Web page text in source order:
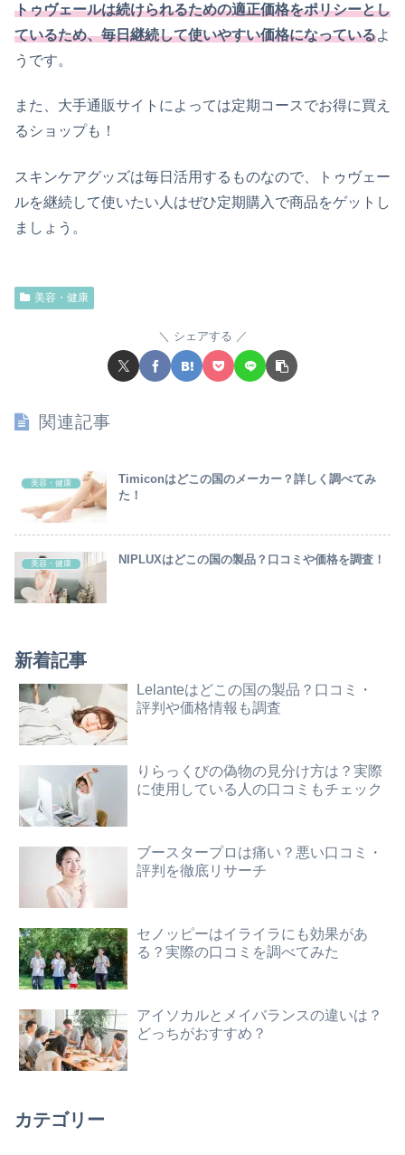
トゥヴェールは続けられるための適正価格をポリシーとし
ているため、毎日継続して使いやすい価格になっているよ
うです。
また、大手通販サイトによっては定期コースでお得に買え
るショップも！
スキンケアグッズは毎日活用するものなので、トゥヴェー
ルを継続して使いたい人はぜひ定期購入で商品をゲットし
ましょう。
美容・健康
シェアする
関連記事
美容・健康
Timiconはどこの国のメーカー？詳しく調べてみ
た！
美容・健康 NIPLUXはどこの国の製品？口コミや価格を調査！
新着記事
Lelanteはどこの国の製品？口コミ・
評判や価格情報も調査
りらっくびの偽物の見分け方は？実際
に使用している人の口コミもチェック
ブースタープロは痛い？悪い口コミ・
評判を徹底リサーチ
セノッピーはイライラにも効果があ
る？実際の口コミを調べてみた
アイソカルとメイバランスの違いは？
どっちがおすすめ？
カテゴリー